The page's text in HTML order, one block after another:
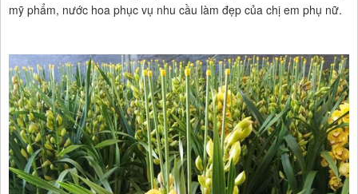
mỹ phẩm, nước hoa phục vụ nhu cầu làm đẹp của chị em phụ nữ.